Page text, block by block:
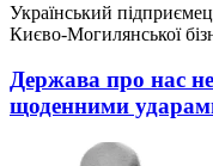
Український
Києво-Могилянської
Держава про нас
щоденними